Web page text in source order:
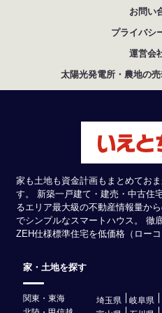
お問い
プライバシ
運営会
太陽光発電所・農地の
家も土地も資金計画もまとめてお
す。 新築一戸建て・建売・中古住
るエリア最大級の不動産情報量か
でシンプルなスマートハウス。 徹
ZEH仕様標準住宅を低価格（ロー
家・土地を探す
関東・東海 埼玉県 岐阜県